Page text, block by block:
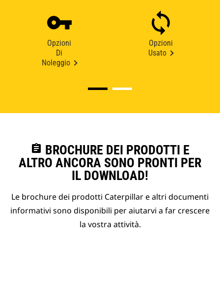
Opzioni
Di
Noleggio
Opzioni
Usato
assignment BROCHURE DEI PRODOTTI E
ALTRO ANCORA SONO PRONTI PER
IL DOWNLOAD!
Le brochure dei prodotti Caterpillar e altri documenti
informativi sono disponibili per aiutarvi a far crescere
la vostra attività.